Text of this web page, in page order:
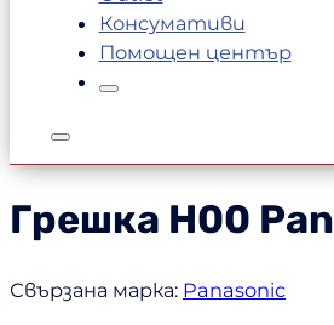
Консумативи
Помощен център
Грешка H00
Свързана марка: Panasonic